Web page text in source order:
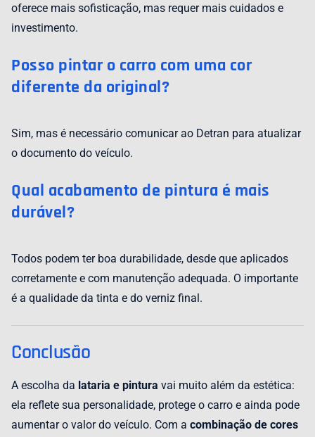
oferece mais sofisticação, mas requer mais cuidados e
investimento.
Posso pintar o carro com uma cor
diferente da original?
Sim, mas é necessário comunicar ao Detran para atualizar
o documento do veículo.
Qual acabamento de pintura é mais
durável?
Todos podem ter boa durabilidade, desde que aplicados
corretamente e com manutenção adequada. O importante
é a qualidade da tinta e do verniz final.
Conclusão
A escolha da lataria e pintura vai muito além da estética:
ela reflete sua personalidade, protege o carro e ainda pode
aumentar o valor do veículo. Com a combinação de cores